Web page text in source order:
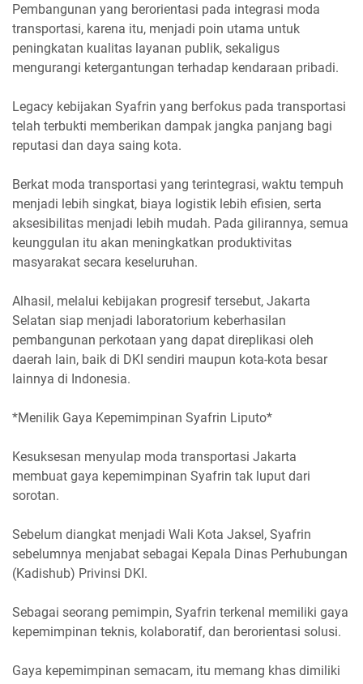
Pembangunan yang berorientasi pada integrasi moda
transportasi, karena itu, menjadi poin utama untuk
peningkatan kualitas layanan publik, sekaligus
mengurangi ketergantungan terhadap kendaraan pribadi.
Legacy kebijakan Syafrin yang berfokus pada transportasi
telah terbukti memberikan dampak jangka panjang bagi
reputasi dan daya saing kota.
Berkat moda transportasi yang terintegrasi, waktu tempuh
menjadi lebih singkat, biaya logistik lebih efisien, serta
aksesibilitas menjadi lebih mudah. Pada gilirannya, semua
keunggulan itu akan meningkatkan produktivitas
masyarakat secara keseluruhan.
Alhasil, melalui kebijakan progresif tersebut, Jakarta
Selatan siap menjadi laboratorium keberhasilan
pembangunan perkotaan yang dapat direplikasi oleh
daerah lain, baik di DKI sendiri maupun kota-kota besar
lainnya di Indonesia.
*Menilik Gaya Kepemimpinan Syafrin Liputo*
Kesuksesan menyulap moda transportasi Jakarta
membuat gaya kepemimpinan Syafrin tak luput dari
sorotan.
Sebelum diangkat menjadi Wali Kota Jaksel, Syafrin
sebelumnya menjabat sebagai Kepala Dinas Perhubungan
(Kadishub) Privinsi DKI.
Sebagai seorang pemimpin, Syafrin terkenal memiliki gaya
kepemimpinan teknis, kolaboratif, dan berorientasi solusi.
Gaya kepemimpinan semacam, itu memang khas dimiliki